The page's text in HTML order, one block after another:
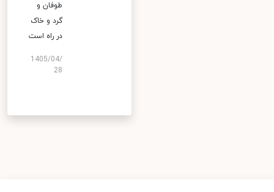
طوفان و
گرد و خاک
در راه است
1405/04/
28